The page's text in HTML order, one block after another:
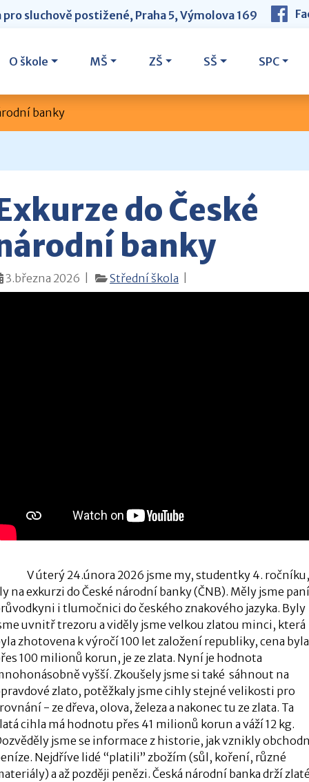
sluchově postižené, Praha 5, Výmolova 169
O škole MŠ ZŠ SŠ SPC
banky
do České
banky
3.března 2026 | Střední škola
V úterý 24.února 2026 jsme my, studentky 4. ro
na exkurzi do České národní banky (ČNB). Měly jsme
i tlumočnici do českého znakového jazyka. Byly
uvnitř trezoru a viděly jsme velkou zlatou minci, která
zhotovena k výročí 100 let založení republiky, cena byla
100 milionů korun, je ze zlata. Nyní je hodnota
vyšší. Zkoušely jsme si také sáhnout na
zlato, potěžkaly jsme cihly stejné velikosti pro
- ze dřeva, olova, železa a nakonec tu ze zlata. Ta
cihla má hodnotu přes 41 milionů korun a váží 12 kg.
jsme se informace z historie, jak vznikly
Nejdříve lidé “platili” zbožím (sůl, koření, různé
a až později penězi. Česká národní banka drží